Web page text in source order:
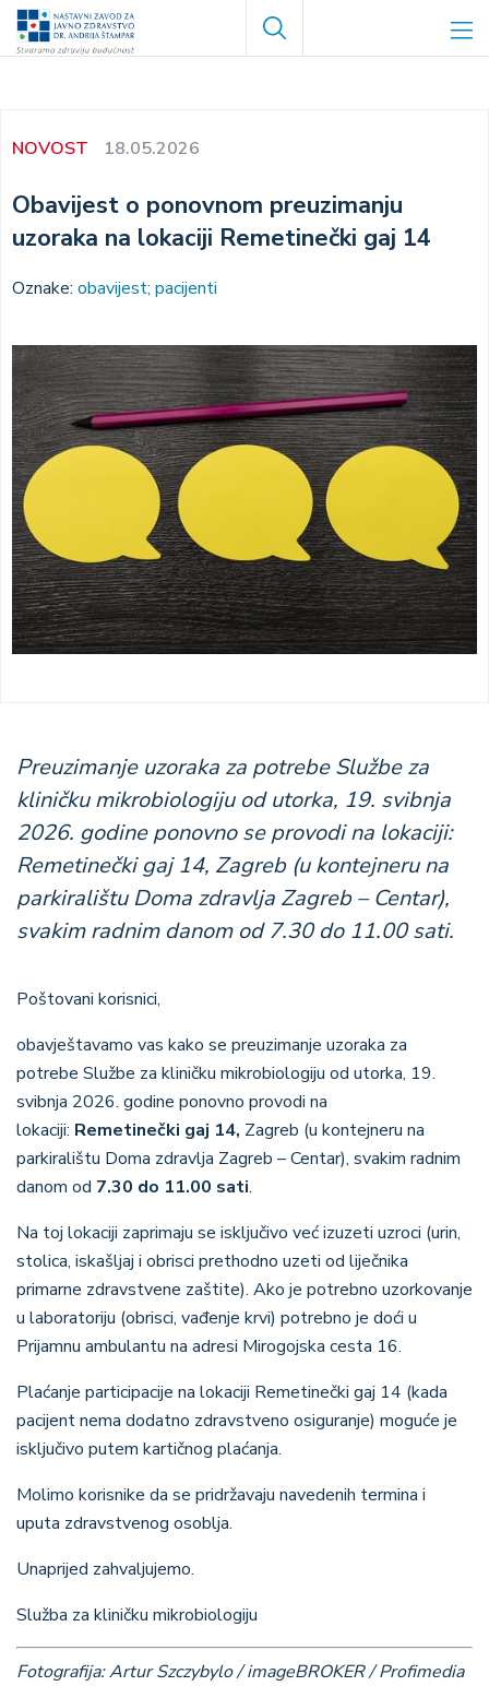
Skoči
Search
NOVOST 18.05.2026
Obavijest o ponovnom preuzimanju
uzoraka na lokaciji Remetinečki gaj 14
Oznake: obavijest; pacijenti
Preuzimanje uzoraka za potrebe Službe za
kliničku mikrobiologiju od utorka, 19. svibnja
2026. godine ponovno se provodi na lokaciji:
Remetinečki gaj 14, Zagreb (u kontejneru na
parkiralištu Doma zdravlja Zagreb – Centar),
svakim radnim danom od 7.30 do 11.00 sati.
Poštovani korisnici,
obavještavamo vas kako se preuzimanje uzoraka za
potrebe Službe za kliničku mikrobiologiju od utorka, 19.
svibnja 2026. godine ponovno provodi na
lokaciji: Remetinečki gaj 14, Zagreb (u kontejneru na
parkiralištu Doma zdravlja Zagreb – Centar), svakim radnim
danom od 7.30 do 11.00 sati.
Na toj lokaciji zaprimaju se isključivo već izuzeti uzroci (urin,
stolica, iskašljaj i obrisci prethodno uzeti od liječnika
primarne zdravstvene zaštite). Ako je potrebno uzorkovanje
u laboratoriju (obrisci, vađenje krvi) potrebno je doći u
Prijamnu ambulantu na adresi Mirogojska cesta 16.
Plaćanje participacije na lokaciji Remetinečki gaj 14 (kada
pacijent nema dodatno zdravstveno osiguranje) moguće je
isključivo putem kartičnog plaćanja.
Molimo korisnike da se pridržavaju navedenih termina i
uputa zdravstvenog osoblja.
Unaprijed zahvaljujemo.
Služba za kliničku mikrobiologiju
Fotografija: Artur Szczybylo / imageBROKER / Profimedia